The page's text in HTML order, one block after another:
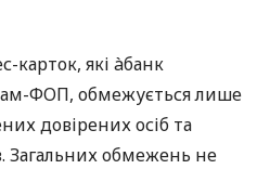
карток, які àбанк
ФОП, обмежується лише
довірених осіб та
Загальних обмежень не